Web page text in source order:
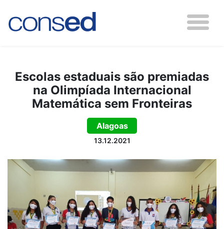
Escolas estaduais são premiadas
na Olimpíada Internacional
Matemática sem Fronteiras
Alagoas
13.12.2021